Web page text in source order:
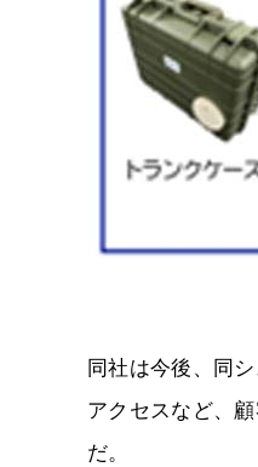
同社は今後、同
アクセスなど、
だ。